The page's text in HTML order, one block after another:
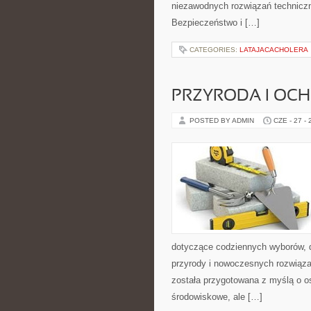
niezawodnych rozwiązań
Bezpieczeństwo i […]
CATEGORIES: LATAJACACHOLERA
PRZYRODA I
POSTED BY ADMIN CZE - 27 -
dotyczące codziennych wyborów,
przyrody i nowoczesnych
została przygotowana z myślą o
środowiskowe, ale […]